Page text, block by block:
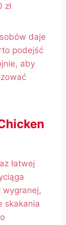
zł
daje
podejść
aby
łatwej
wygranej,
skakania